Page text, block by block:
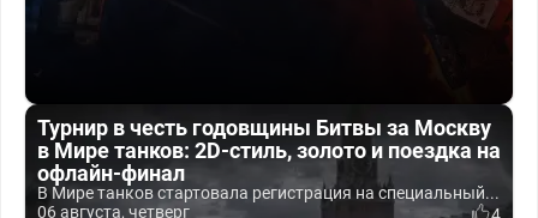
Турнир в честь годовщины Битвы за Москву
в Мире танков: 2D-стиль, золото и поездка на
офлайн-финал
В Мире танков стартовала регистрация на специальный...
06 августа, четверг